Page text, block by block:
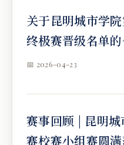
关于昆明城市学
终极赛晋级名单
📅 2026-04-23
赛事回顾 | 昆明
赛校赛小组赛圆满